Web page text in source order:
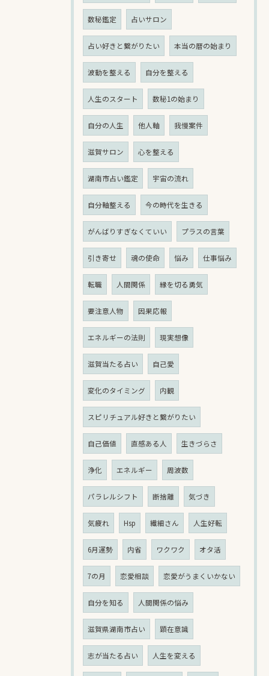
数秘鑑定 占いサロン
占い好きと繋がりたい 本当の暦の始まり
波動を整える 自分を整える
人生のスタート 数秘1の始まり
自分の人生 他人軸 我慢案件
滋賀サロン 心を整える
湖南市占い鑑定 宇宙の流れ
自分軸整える 今の時代を生きる
がんばりすぎなくていい プラスの言葉
引き寄せ 魂の使命 悩み 仕事悩み
転職 人間関係 縁を切る勇気
要注意人物 因果応報
エネルギーの法則 現実想像
滋賀当たる占い 自己愛
変化のタイミング 内観
スピリチュアル好きと繋がりたい
自己価値 直感ある人 生きづらさ
浄化 エネルギー 周波数
パラレルシフト 断捨離 気づき
気疲れ Hsp 繊細さん 人生好転
6月運勢 内省 ワクワク オタ活
7の月 恋愛相談 恋愛がうまくいかない
自分を知る 人間関係の悩み
滋賀県湖南市占い 顕在意識
志が当たる占い 人生を変える